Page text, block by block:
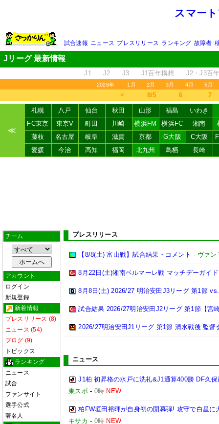
スマー
試合速報 ニュース プレスリリース ランキング 故障者
Jリーグ 最新情報
J1 J2 J3 J1百年構想 J2・J3百
2026年 1月 2月 3月 4月 5月
＜ 8/5 6 7
≪
札幌 八戸 仙台 秋田 山形 福島
いわき
FC東京
東京V 町田 川崎 横浜FM 横浜FC 湘南
藤枝
名古屋 岐阜 滋賀 京都 G大阪 C大阪
愛媛
今治 高知 福岡 北九州 鳥栖 長崎
チーム
アカウント
ログイン
新規登録
新着情報
プレスリリース (8)
ニュース (54)
ブログ (9)
トピックス
ランキング
ニュース
試合
ファンサイト
選手公式
著名人
プレスリリース
【8/8(土) 富山戦】試合結果・コメント - ヴァン
8月22日(土)湘南ベルマーレ戦 マッチデーガイド
8月8日(土) 2026/27 明治安田J3リーグ 第1節
試合結果 2026/27明治安田J2リーグ 第1節【宮
2026/27明治安田J1リーグ 第1節 清水戦後 監督
ニュース
J1柏 初昇格の水戸に洗礼&J1通算400勝 DF久
東スポ- 0時 NEW
柏FW垣田裕暉が自身初の開幕弾! 攻守で白星
キサカ - 0時 NEW